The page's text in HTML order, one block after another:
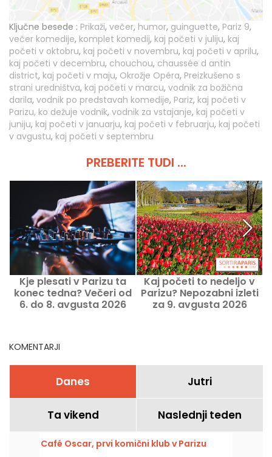
Ključne besede : Prikaži, večer, humor, guinguette, Pariz 9,
večer komedije, komplet komedij, kaj početi v juliju, kaj
početi v oktobru, kaj početi v novembru, kaj početi v aprilu,
kaj početi v decembru, chouchou, chaussée d antin
district, kaj početi v maju, Okrožje Opéra, Preizkušeno s
strani uredništva, kaj početi v marcu, vodnik za božična
darila, vodnik po predstavah komedije, Pariz, kaj početi v
Parizu, ko dežuje vodnik, vodnik za vstajanje, kaj početi v
juniju, kaj početi v januarju, kaj početi v februarju, kaj početi
v avgustu, kaj početi v septembru
PREBERITE TUDI ...
Kje plesati v Parizu ta
konec tedna? Večeri od
6. do 8. avgusta 2026
Kaj početi to nedeljo v
Parizu? Nepozabni izleti
za 9. avgusta 2026
KOMENTARJI
Danes Jutri
Ta vikend Naslednji teden
Café Oscar, prvi komični klub v Parizu